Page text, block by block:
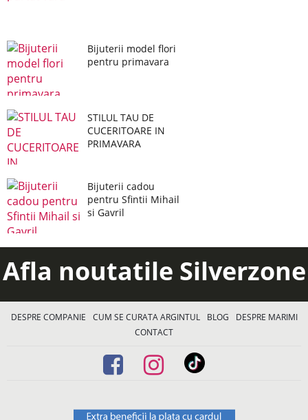
Bijuterii model flori
pentru primavara
STILUL TAU DE
CUCERITOARE IN
PRIMAVARA
Bijuterii cadou
pentru Sfintii Mihail
si Gavril
Afla noutatile Silverzone
DESPRE COMPANIE CUM SE CURATA ARGINTUL BLOG
DESPRE MARIMI
CONTACT